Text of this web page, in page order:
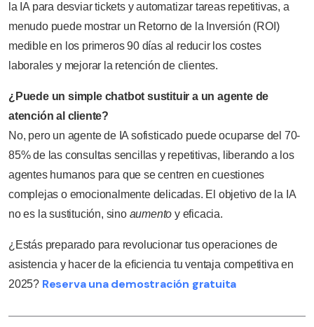
la IA para desviar tickets y automatizar tareas repetitivas, a
menudo puede mostrar un Retorno de la Inversión (ROI)
medible en los primeros 90 días al reducir los costes
laborales y mejorar la retención de clientes.
¿Puede un simple chatbot sustituir a un agente de
atención al cliente?
No, pero un agente de IA sofisticado puede ocuparse del 70-
85% de las consultas sencillas y repetitivas, liberando a los
agentes humanos para que se centren en cuestiones
complejas o emocionalmente delicadas. El objetivo de la IA
no es la sustitución, sino aumento y eficacia.
¿Estás preparado para revolucionar tus operaciones de
asistencia y hacer de la eficiencia tu ventaja competitiva en
2025? Reserva una demostración gratuita